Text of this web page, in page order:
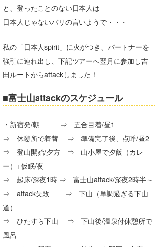
と、登ったことのない日本人は
日本人じゃないバリの言いようで・・・
私の「日本人spirit」に火がつき、パートナーを
強引に連れ出し、下記ツアーへ翌月に参加し吉
田ルートからattackしました！
■富士山attackのスケジュール
・新宿発/朝 ⇒ 五合目着/昼1
⇒ 休憩所で着替 ⇒ 準備完了後、点呼/昼2
⇒ 登山開始/夕方 ⇒ 山小屋で夕飯（カレ
ー）+仮眠/夜
⇒ 起床/深夜1時 ⇒ 富士山attack/深夜2時半～
⇒ attack失敗 ⇒ 下山（単調過ぎる下山
道）
⇒ ひたすら下山 ⇒ 下山後/温泉付休憩所で
風呂